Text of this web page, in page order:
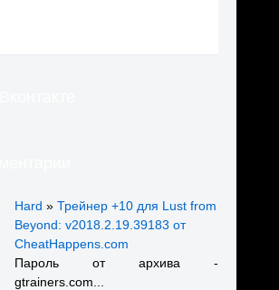
Hard » Трейнер +10 для Lust from
Beyond: v2018.2.19.39183 от
CheatHappens.com
Пароль от архива -
gtrainers.com...